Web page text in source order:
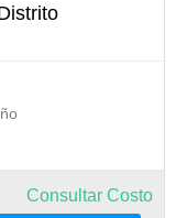
Consultar Costo